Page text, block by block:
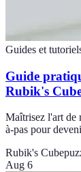
Guides et
Guide
Rubik's
Maîtrisez l'art de
à-pas pour
Rubik's Cube
Aug 6